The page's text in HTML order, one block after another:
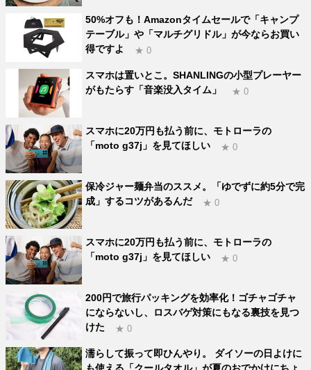
50%オフも！Amazonタイムセールで「キャンプ
テーブル」や「マルチグリドル」が今ならお買い
得ですよ
★ 0
スマホは置いとこ。SHANLINGの小型プレーヤー
がもたらす「音楽没入タイム」
★ 0
スマホに20万円も払う前に、モトローラの
「moto g37j」を見てほしい
★ 0
保冷ジャー麺弁当のススメ。「ゆでずに約5分で完
成」するコツがあるんだ
★ 0
スマホに20万円も払う前に、モトローラの
「moto g37j」を見てほしい
★ 0
200円で旅行パッキングを効率化！ゴチャゴチャ
にならないし、ロスバゲ対策にもなる裏技を見つ
けた
★ 0
濡らして振って即ひんやり。 ダイソーの日よけに
も使える「クールタオル」が夏のおでかけにちょ